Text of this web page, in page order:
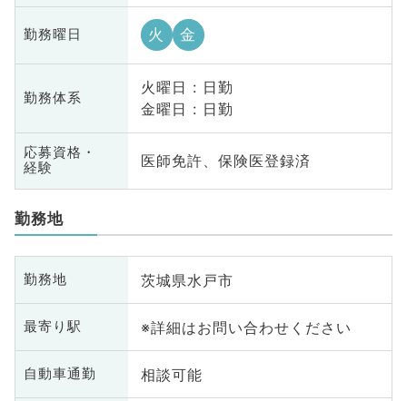
勤務曜日 火 金
勤務体系
火曜日 : 日勤
金曜日 : 日勤
応募資格・
経験
医師免許、保険医登録済
勤務地
勤務地 茨城県水戸市
最寄り駅 ※詳細はお問い合わせください
自動車通勤 相談可能